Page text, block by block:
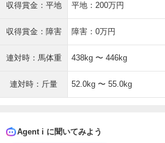
収得賞金：平地 平地：200万円
収得賞金：障害 障害：0万円
連対時：馬体重 438kg 〜 446kg
連対時：斤量 52.0kg 〜 55.0kg
Agent i に聞いてみよう